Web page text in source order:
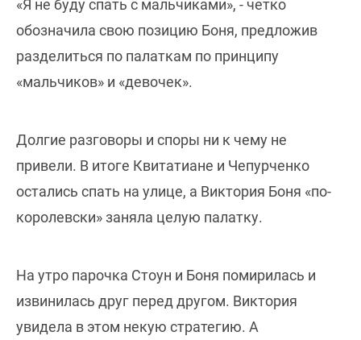
«Я не буду спать с мальчиками», - четко
обозначила свою позицию Боня, предложив
разделиться по палаткам по принципу
«мальчиков» и «девочек».
Долгие разговоры и споры ни к чему не
привели. В итоге Квитатиане и Чепурченко
остались спать на улице, а Виктория Боня «по-
королевски» заняла целую палатку.
На утро парочка Стоун и Боня помирилась и
извинилась друг перед другом. Виктория
увидела в этом некую стратегию. А